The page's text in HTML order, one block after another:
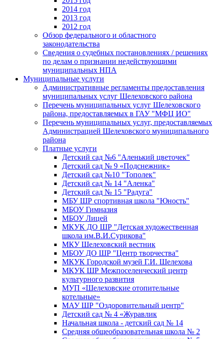
2014 год
2013 год
2012 год
Обзор федерального и областного
законодательства
Сведения о судебных постановлениях / решениях
по делам о признании недействующими
муниципальных НПА
Муниципальные услуги
Административные регламенты предоставления
муниципальных услуг Шелеховского района
Перечень муниципальных услуг Шелеховского
района, предоставляемых в ГАУ "МФЦ ИО"
Перечень муниципальных услуг, предоставляемых
Администрацией Шелеховского муниципального
района
Платные услуги
Детский сад №6 "Аленький цветочек"
Детский сад № 9 «Подснежник»
Детский сад №10 "Тополек"
Детский сад № 14 "Аленка"
Детский сад № 15 "Радуга"
МБУ ШР спортивная школа "Юность"
МБОУ Гимназия
МБОУ Лицей
МКУК ДО ШР "Детская художественная
школа им.В.И.Сурикова"
МКУ Шелеховский вестник
МБОУ ДО ШР "Центр творчества"
МКУК Городской музей Г.И. Шелехова
МКУК ШР Межпоселенческий центр
культурного развития
МУП «Шелеховские отопительные
котельные»
МАУ ШР "Оздоровительный центр"
Детский сад № 4 «Журавлик
Начальная школа - детский сад № 14
Средняя общеобразовательная школа № 2